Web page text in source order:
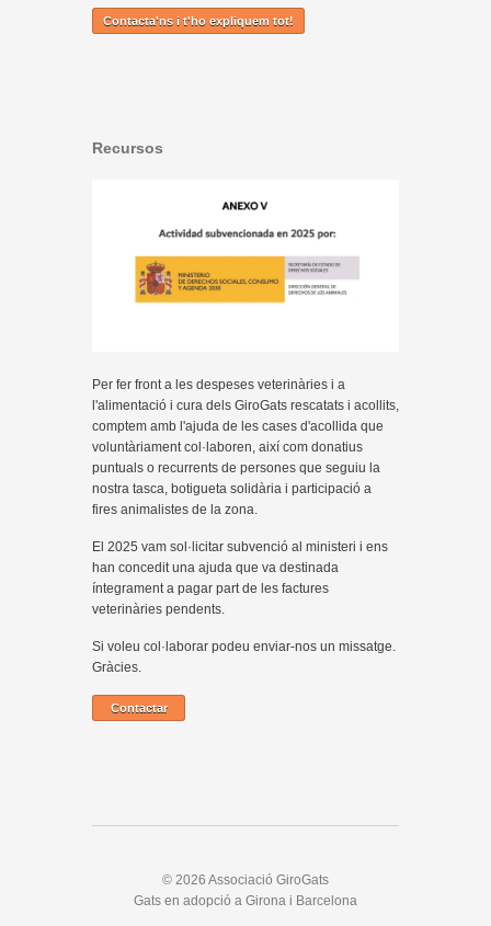
Contacta'ns i t'ho expliquem tot!
Recursos
Per fer front a les despeses veterinàries i a
l'alimentació i cura dels GiroGats rescatats i acollits,
comptem amb l'ajuda de les cases d'acollida que
voluntàriament col·laboren, així com donatius
puntuals o recurrents de persones que seguiu la
nostra tasca, botigueta solidària i participació a
fires animalistes de la zona.
El 2025 vam sol·licitar subvenció al ministeri i ens
han concedit una ajuda que va destinada
íntegrament a pagar part de les factures
veterinàries pendents.
Si voleu col·laborar podeu enviar-nos un missatge.
Gràcies.
Contactar
© 2026 Associació GiroGats
Gats en adopció a Girona i Barcelona